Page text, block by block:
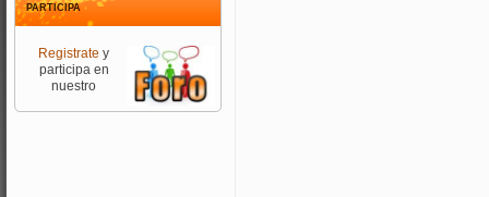
PARTICIPA
Registrate y
participa en
nuestro